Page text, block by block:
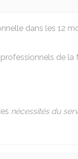
dans les 12
de la
nécessités du